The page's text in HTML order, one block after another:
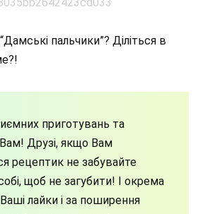
пальчики”? Діліться в
приготувань та
Друзі, якщо Вам
рецептик не забувайте
щоб не загубити! І окрема
лайки і за поширення